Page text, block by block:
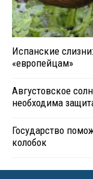
Испанские
«европейцам»
Августовское
необходима
Государство
колобок